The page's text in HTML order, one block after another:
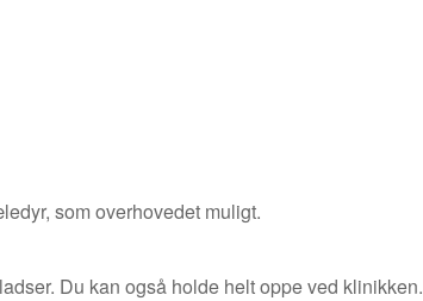
som overhovedet muligt.
Du kan også holde helt oppe ved klinikken.